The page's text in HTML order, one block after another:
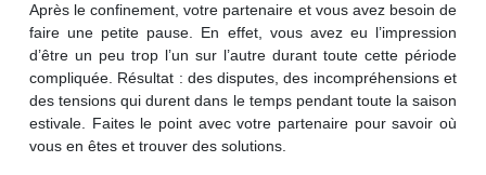
Après le confinement, votre partenaire et vous avez besoin de
faire une petite pause. En effet, vous avez eu l’impression
d’être un peu trop l’un sur l’autre durant toute cette période
compliquée. Résultat : des disputes, des incompréhensions et
des tensions qui durent dans le temps pendant toute la saison
estivale. Faites le point avec votre partenaire pour savoir où
vous en êtes et trouver des solutions.